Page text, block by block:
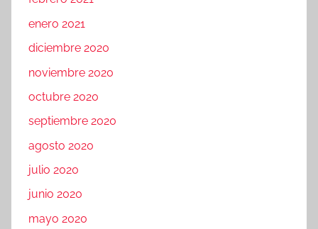
enero 2021
diciembre 2020
noviembre 2020
octubre 2020
septiembre 2020
agosto 2020
julio 2020
junio 2020
mayo 2020